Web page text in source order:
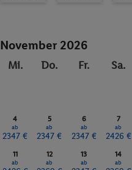
November 2026
Mi. Do. Fr. Sa.
4
ab
2347 €
5
ab
2347 €
6
ab
2347 €
7
ab
2426 €
11
ab
12
ab
13
ab
14
ab